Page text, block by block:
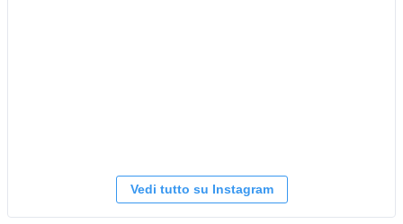
Vedi tutto su Instagram